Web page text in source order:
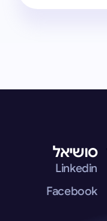
סושיאל
Linkedin
Facebook